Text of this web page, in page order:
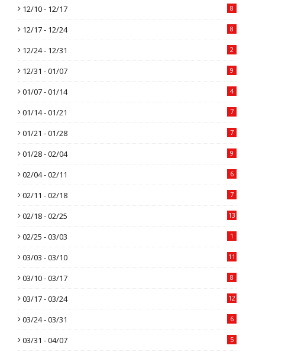
12/10 - 12/17 8
12/17 - 12/24 8
12/24 - 12/31 2
12/31 - 01/07 9
01/07 - 01/14 4
01/14 - 01/21 7
01/21 - 01/28 7
01/28 - 02/04 9
02/04 - 02/11 6
02/11 - 02/18 7
02/18 - 02/25 13
02/25 - 03/03 1
03/03 - 03/10 11
03/10 - 03/17 8
03/17 - 03/24 12
03/24 - 03/31 6
03/31 - 04/07 5